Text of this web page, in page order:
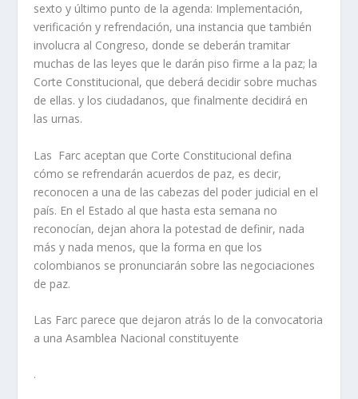
sexto y último punto de la agenda: Implementación,
verificación y refrendación, una instancia que también
involucra al Congreso, donde se deberán tramitar
muchas de las leyes que le darán piso firme a la paz; la
Corte Constitucional, que deberá decidir sobre muchas
de ellas. y los ciudadanos, que finalmente decidirá en
las urnas.
Las Farc aceptan que Corte Constitucional defina
cómo se refrendarán acuerdos de paz, es decir,
reconocen a una de las cabezas del poder judicial en el
país. En el Estado al que hasta esta semana no
reconocían, dejan ahora la potestad de definir, nada
más y nada menos, que la forma en que los
colombianos se pronunciarán sobre las negociaciones
de paz.
Las Farc parece que dejaron atrás lo de la convocatoria
a una Asamblea Nacional constituyente
.